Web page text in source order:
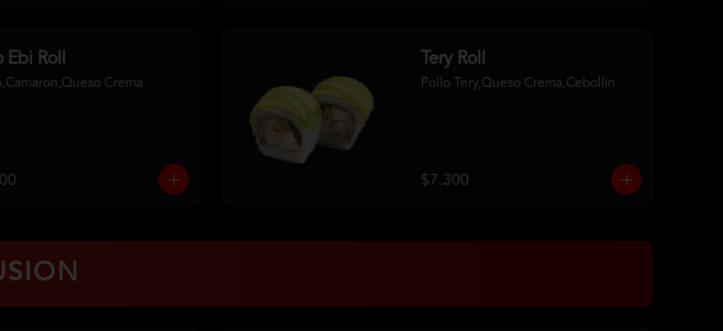
Ebi Roll
Crema
Tery Roll
Pollo Tery,Queso Crema,Cebollin
$7.300